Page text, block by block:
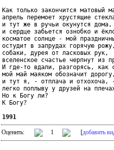
Как только закончится матовый
апрель перемоет хрустящие
и тут же в ручьи окунутся дома,
и сердце забьется ознобко и
косматое солнце - мой
остудит в запрудах горячую
собаки, дурея от ласковых рук,
вселенское счастье черпнут из
И где-то вдали, разгорясь, как
мой май маяком обозначит
и тут я, - отплача и отхохоча,
легко поплыву у друзей на
Но к Богу ли?
К Богу?
1991
Оценить: 1 [добавить